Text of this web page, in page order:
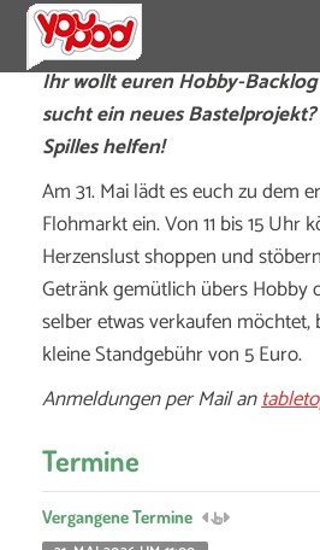
Ihr wollt euren Hobby-
sucht ein neues
Spilles helfen!
Am 31. Mai lädt es euch zu dem
Flohmarkt ein. Von 11 bis 15 Uhr
Herzenslust shoppen und
Getränk gemütlich übers Hobby
selber etwas verkaufen möchtet,
kleine Standgebühr von 5 Euro.
Anmeldungen per Mail an
Termine
Vergangene Termine